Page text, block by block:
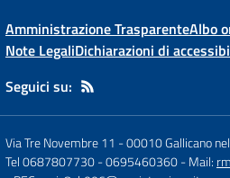
Amministrazione TrasparenteAlbo
Note LegaliDichiarazioni di
Seguici su:
Via Tre Novembre 11 -00010 Gallicano
Tel 0687807730 - 0695460360- Mail: